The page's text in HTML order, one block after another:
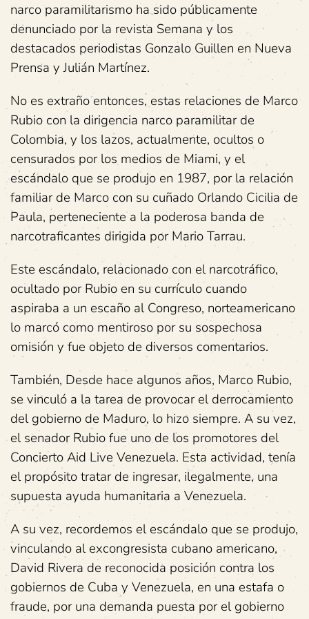
narco paramilitarismo ha sido públicamente
denunciado por la revista Semana y los
destacados periodistas Gonzalo Guillen en Nueva
Prensa y Julián Martínez.
No es extraño entonces, estas relaciones de Marco
Rubio con la dirigencia narco paramilitar de
Colombia, y los lazos, actualmente, ocultos o
censurados por los medios de Miami, y el
escándalo que se produjo en 1987, por la relación
familiar de Marco con su cuñado Orlando Cicilia de
Paula, perteneciente a la poderosa banda de
narcotraficantes dirigida por Mario Tarrau.
Este escándalo, relacionado con el narcotráfico,
ocultado por Rubio en su currículo cuando
aspiraba a un escaño al Congreso, norteamericano
lo marcó como mentiroso por su sospechosa
omisión y fue objeto de diversos comentarios.
También, Desde hace algunos años, Marco Rubio,
se vinculó a la tarea de provocar el derrocamiento
del gobierno de Maduro, lo hizo siempre. A su vez,
el senador Rubio fue uno de los promotores del
Concierto Aid Live Venezuela. Esta actividad, tenía
el propósito tratar de ingresar, ilegalmente, una
supuesta ayuda humanitaria a Venezuela.
A su vez, recordemos el escándalo que se produjo,
vinculando al excongresista cubano americano,
David Rivera de reconocida posición contra los
gobiernos de Cuba y Venezuela, en una estafa o
fraude, por una demanda puesta por el gobierno